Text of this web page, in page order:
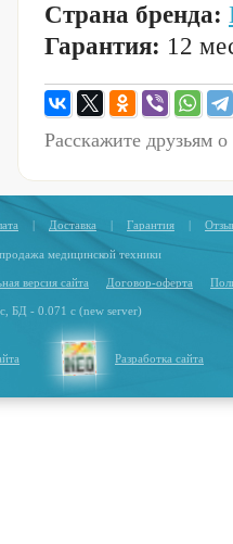
Страна бренда:
Гарантия: 12
Расскажите друзьям
| Доставка | Гарантия |
медицинской техники
версия сайта Договор-оферта
БД - 0.071 с (new server)
Разработка сайта